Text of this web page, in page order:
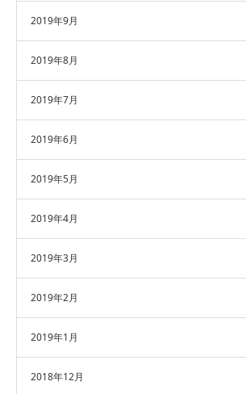
2019年9月
2019年8月
2019年7月
2019年6月
2019年5月
2019年4月
2019年3月
2019年2月
2019年1月
2018年12月